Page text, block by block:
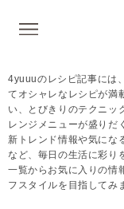
4yuuuのレシピ記事には
てオシャレなレシピが満
い、とびきりのテクニッ
レンジメニューが盛りだ
新トレンド情報や気にな
など、毎日の生活に彩り
一覧からお気に入りの情
フスタイルを目指してみ